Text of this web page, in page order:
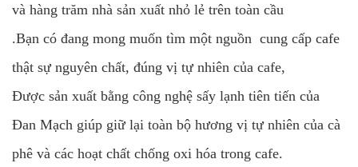
và hàng trăm nhà sản xuất nhỏ lẻ trên toàn cầu
.Bạn có đang mong muốn tìm một nguồn cung cấp cafe
thật sự nguyên chất, đúng vị tự nhiên của cafe,
Được sản xuất bằng công nghệ sấy lạnh tiên tiến của
Đan Mạch giúp giữ lại toàn bộ hương vị tự nhiên của cà
phê và các hoạt chất chống oxi hóa trong cafe.